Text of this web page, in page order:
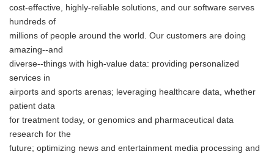
cost-effective, highly-reliable solutions, and our software serves
hundreds of
millions of people around the world. Our customers are doing
amazing--and
diverse--things with high-value data: providing personalized
services in
airports and sports arenas; leveraging healthcare data, whether
patient data
for treatment today, or genomics and pharmaceutical data
research for the
future; optimizing news and entertainment media processing and